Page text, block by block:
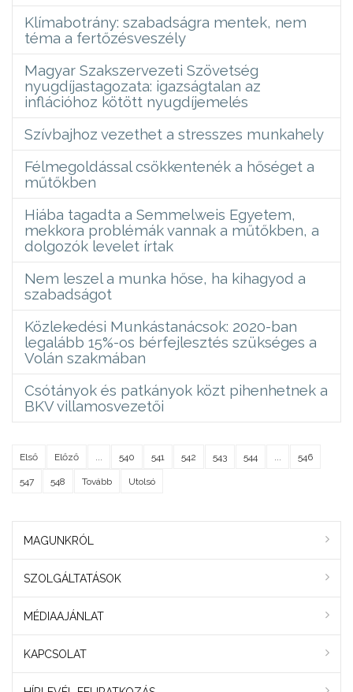
Klímabotrány: szabadságra mentek, nem
téma a fertőzésveszély
Magyar Szakszervezeti Szövetség
nyugdíjastagozata: igazságtalan az
inflációhoz kötött nyugdíjemelés
Szívbajhoz vezethet a stresszes munkahely
Félmegoldással csökkentenék a hőséget a
műtőkben
Hiába tagadta a Semmelweis Egyetem,
mekkora problémák vannak a műtőkben, a
dolgozók levelet írtak
Nem leszel a munka hőse, ha kihagyod a
szabadságot
Közlekedési Munkástanácsok: 2020-ban
legalább 15%-os bérfejlesztés szükséges a
Volán szakmában
Csótányok és patkányok közt pihenhetnek a
BKV villamosvezetői
Első Előző 540 541 542 543 544 546
547 548 Tovább Utolsó
MAGUNKRÓL
SZOLGÁLTATÁSOK
MÉDIAAJÁNLAT
KAPCSOLAT